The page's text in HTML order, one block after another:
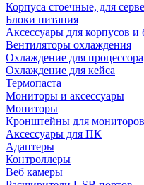
Корпуса стоечные, для
Блоки питания
Аксессуары для корпусов и
Вентиляторы охлаждения
Охлаждение для процессора
Охлаждение для кейса
Термопаста
Мониторы и аксессуары
Мониторы
Кронштейны для мониторов
Аксессуары для ПК
Адаптеры
Контроллеры
Веб камеры